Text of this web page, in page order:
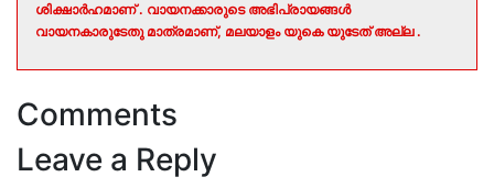
ശിക്ഷാർഹമാണ് . വായനക്കാരുടെ അഭിപ്രായങ്ങൾ
വായനകാരുടേതു മാത്രമാണ്, മലയാളം യുകെ യുടേത് അല്ല .
Comments
Leave a Reply